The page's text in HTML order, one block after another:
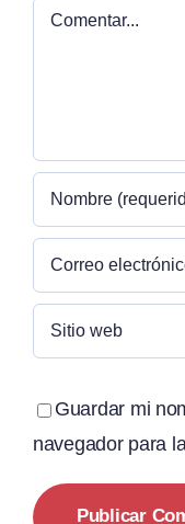
Comentar
Guardar mi
navegador para